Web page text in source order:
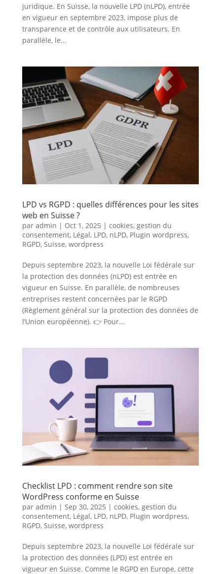
juridique. En Suisse, la nouvelle LPD (nLPD), entrée
en vigueur en septembre 2023, impose plus de
transparence et de contrôle aux utilisateurs. En
parallèle, le...
LPD vs RGPD : quelles différences pour les sites
web en Suisse ?
par admin | Oct 1, 2025 | cookies, gestion du
consentement, Légal, LPD, nLPD, Plugin wordpress,
RGPD, Suisse, wordpress
Depuis septembre 2023, la nouvelle Loi fédérale sur
la protection des données (nLPD) est entrée en
vigueur en Suisse. En parallèle, de nombreuses
entreprises restent concernées par le RGPD
(Règlement général sur la protection des données de
l’Union européenne). 👉 Pour...
Checklist LPD : comment rendre son site
WordPress conforme en Suisse
par admin | Sep 30, 2025 | cookies, gestion du
consentement, Légal, LPD, nLPD, Plugin wordpress,
RGPD, Suisse, wordpress
Depuis septembre 2023, la nouvelle Loi fédérale sur
la protection des données (LPD) est entrée en
vigueur en Suisse. Comme le RGPD en Europe, cette